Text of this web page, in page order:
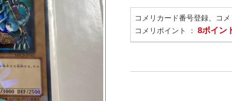
コメリカード番号登録、コ
コメリポイント ： 8ポイン